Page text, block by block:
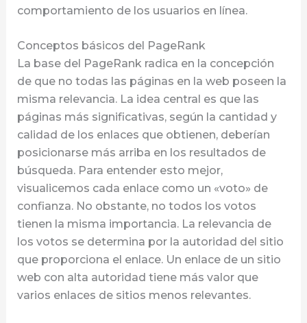
comportamiento de los usuarios en línea.
Conceptos básicos del PageRank
La base del PageRank radica en la concepción
de que no todas las páginas en la web poseen la
misma relevancia. La idea central es que las
páginas más significativas, según la cantidad y
calidad de los enlaces que obtienen, deberían
posicionarse más arriba en los resultados de
búsqueda. Para entender esto mejor,
visualicemos cada enlace como un «voto» de
confianza. No obstante, no todos los votos
tienen la misma importancia. La relevancia de
los votos se determina por la autoridad del sitio
que proporciona el enlace. Un enlace de un sitio
web con alta autoridad tiene más valor que
varios enlaces de sitios menos relevantes.